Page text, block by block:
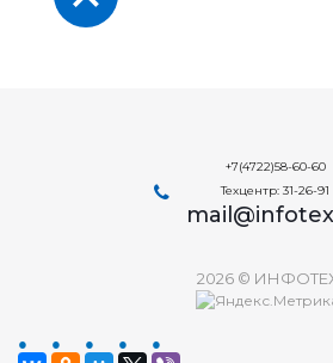
+7(4722)58-60-60
Техцентр: 31-26-91
2026 ©